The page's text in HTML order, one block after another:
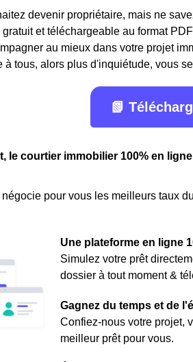
devenir propriétaire, mais ne
gratuit et téléchargeable au format
au mieux dans votre projet
à tous, alors plus d'inquiétude, vous
📗
le courtier immobilier 100% en ligne
pour vous les meilleurs taux
Une plateforme en ligne
Simulez votre prêt
dossier à tout moment &
Gagnez du temps et de
Confiez-nous votre projet,
meilleur prêt pour vous.